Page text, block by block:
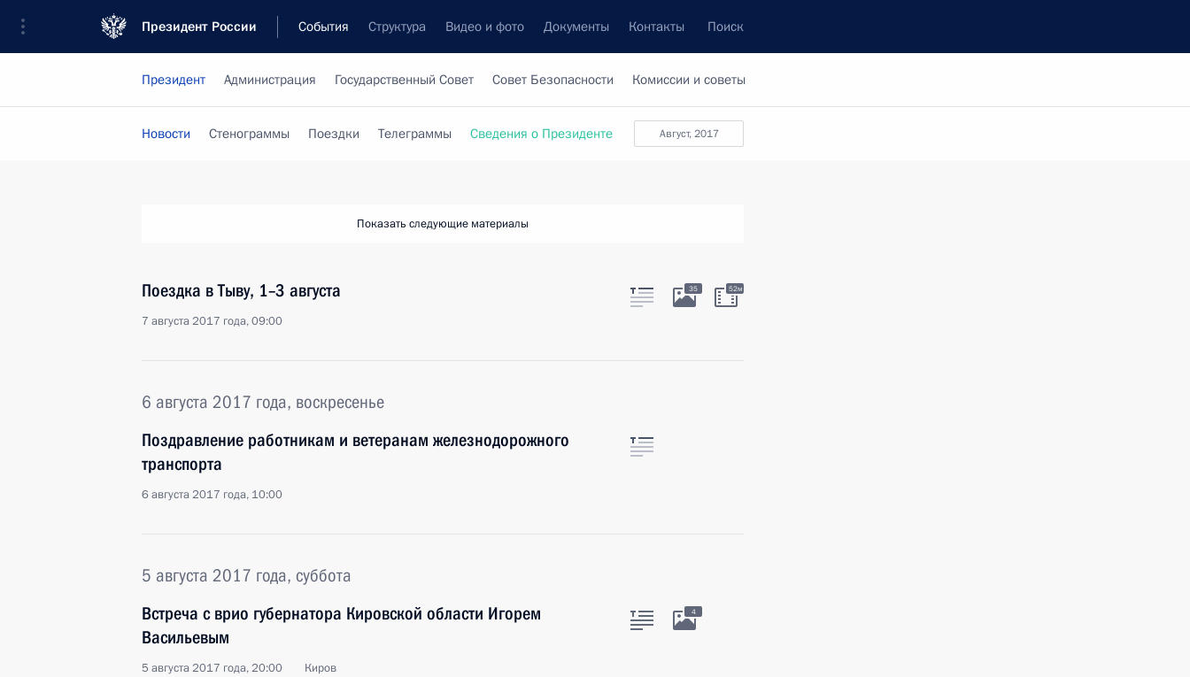
Президент России События Структура Видео и фото Документы Контакты Поиск
Президент Администрация Государственный Совет Совет Безопасности Комиссии и советы
август, 2017
Новости Стенограммы Поездки Телеграммы Сведения о Президенте
Показать следующие материалы
Поездка в Тыву, 1–3 августа
7 августа 2017 года, 09:00
35 52м
6 августа 2017 года, воскресенье
Поздравление работникам и ветеранам железнодорожного
транспорта
6 августа 2017 года, 10:00
5 августа 2017 года, суббота
Встреча с врио губернатора Кировской области Игорем
Васильевым
5 августа 2017 года, 20:00 Киров
4